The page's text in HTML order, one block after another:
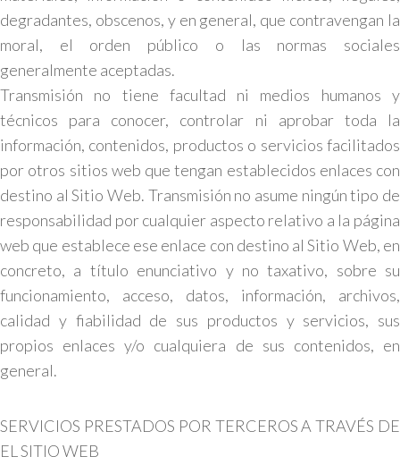
degradantes, obscenos, y en general, que contravengan la
moral, el orden público o las normas sociales
generalmente aceptadas.
Transmisión no tiene facultad ni medios humanos y
técnicos para conocer, controlar ni aprobar toda la
información, contenidos, productos o servicios facilitados
por otros sitios web que tengan establecidos enlaces con
destino al Sitio Web. Transmisión no asume ningún tipo de
responsabilidad por cualquier aspecto relativo a la página
web que establece ese enlace con destino al Sitio Web, en
concreto, a título enunciativo y no taxativo, sobre su
funcionamiento, acceso, datos, información, archivos,
calidad y fiabilidad de sus productos y servicios, sus
propios enlaces y/o cualquiera de sus contenidos, en
general.
SERVICIOS PRESTADOS POR TERCEROS A TRAVÉS DE
EL SITIO WEB